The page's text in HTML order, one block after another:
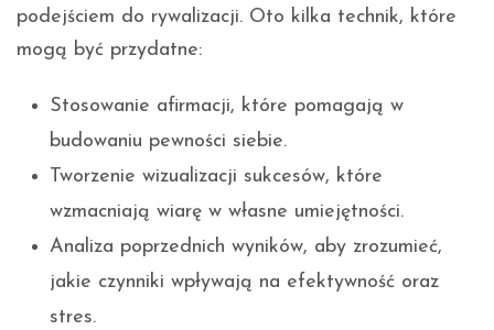
podejściem do rywalizacji. Oto kilka technik, które
mogą być przydatne:
Stosowanie afirmacji, które pomagają w
budowaniu pewności siebie.
Tworzenie wizualizacji sukcesów, które
wzmacniają wiarę w własne umiejętności.
Analiza poprzednich wyników, aby zrozumieć,
jakie czynniki wpływają na efektywność oraz
stres.